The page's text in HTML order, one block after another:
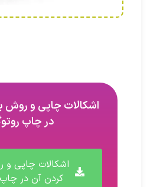
اشکالات چاپی و روش
در چاپ
اشکالات چاپی
کردن آن در چاپ